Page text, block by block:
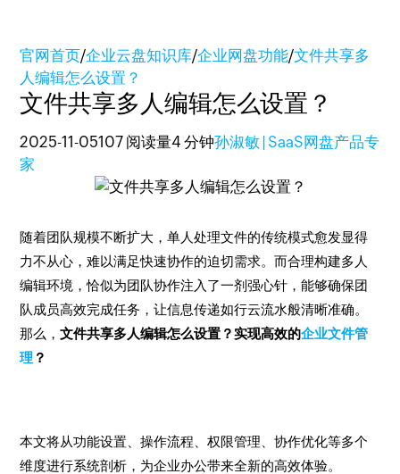
官网首页/企业云盘知识库/企业网盘功能/文件共享多
人编辑怎么设置？
文件共享多人编辑怎么设置？
2025-11-05107 阅读量4 分钟孙淑敏 | SaaS网盘产品专
家
随着团队规模不断扩大，单人处理文件的传统模式愈发显得
力不从心，难以满足快速协作的迫切需求。而合理构建多人
编辑环境，恰似为团队协作注入了一剂强心针，能够确保团
队成员高效完成任务，让信息传递如行云流水般清晰准确。
那么，文件共享多人编辑怎么设置？实现高效的企业文件管
理 ？
本文将从功能设置、操作流程、权限管理、协作优化等多个
维度进行系统剖析，为企业办公带来全新的高效体验。